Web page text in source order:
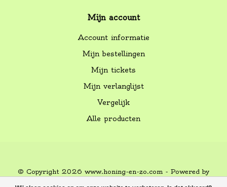
Mijn account
Account informatie
Mijn bestellingen
Mijn tickets
Mijn verlanglijst
Vergelijk
Alle producten
© Copyright 2026 www.honing-en-zo.com - Powered by
Lightspeed-Lightspeed designbyDyvelopment